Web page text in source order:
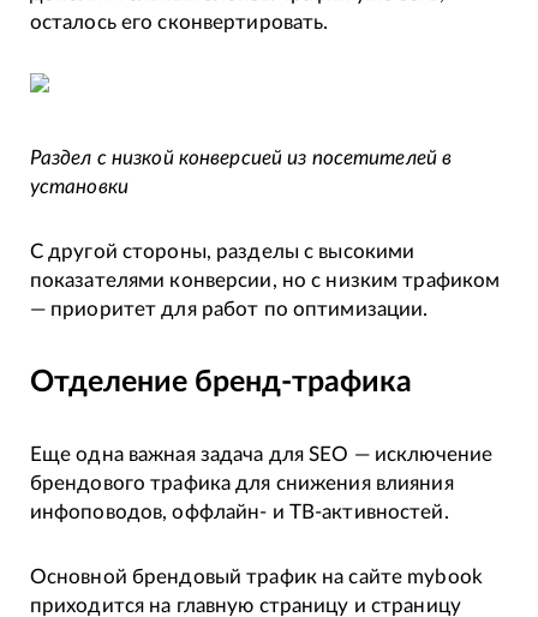
осталось его сконвертировать.
Раздел с низкой конверсией из посетителей в
установки
С другой стороны, разделы с высокими
показателями конверсии, но с низким трафиком
— приоритет для работ по оптимизации.
Отделение бренд-трафика
Еще одна важная задача для SEO — исключение
брендового трафика для снижения влияния
инфоповодов, оффлайн- и ТВ-активностей.
Основной брендовый трафик на сайте mybook
приходится на главную страницу и страницу